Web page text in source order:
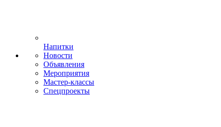
Напитки
Новости
Объявления
Мероприятия
Мастер-классы
Спецпроекты